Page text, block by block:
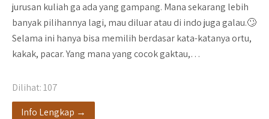
jurusan kuliah ga ada yang gampang. Mana sekarang lebih
banyak pilihannya lagi, mau diluar atau di indo juga galau.🙄
Selama ini hanya bisa memilih berdasar kata-katanya ortu,
kakak, pacar. Yang mana yang cocok gaktau,…
Dilihat:107
Info Lengkap →